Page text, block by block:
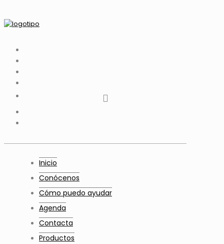
Youtube
Inicio
Conócenos
Cómo puedo ayudar
Agenda
Contacta
Productos